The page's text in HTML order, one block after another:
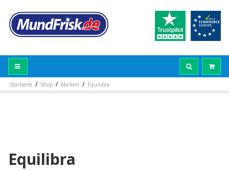
Startseite / Shop / Marken / Equilibra
Equilibra